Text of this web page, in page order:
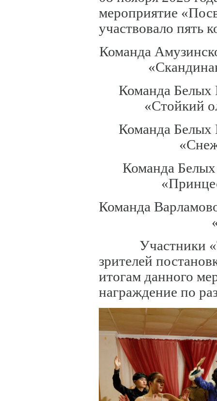
мероприятие
участвовало пять
Команда
Команда Белых
«Стойкий
Команда Белых
Команда
Команда
Участники
зрителей
итогам данного
награждение по